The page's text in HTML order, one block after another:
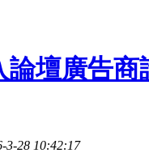
論壇廣告商
3-28 10:42:17